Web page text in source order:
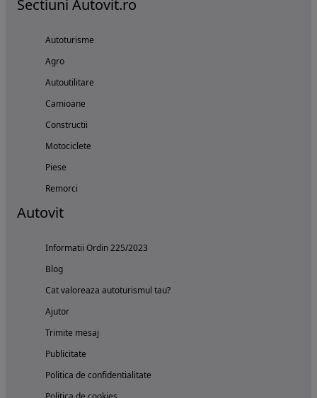
Sectiuni Autovit.ro
Autoturisme
Agro
Autoutilitare
Camioane
Constructii
Motociclete
Piese
Remorci
Autovit
Informatii Ordin 225/2023
Blog
Cat valoreaza autoturismul tau?
Ajutor
Trimite mesaj
Publicitate
Politica de confidentialitate